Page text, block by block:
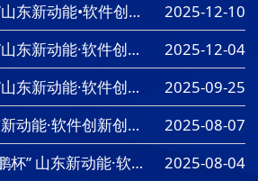
关于第九届“鲲鹏杯”山东新动能•软件创新 创业大赛获奖名单的公布
2025-12-10
关于第九届“鲲鹏杯”山东新动能·软件创新创业大赛获奖名单的公示
2025-12-04
关于第九届“鲲鹏杯”山东新动能·软件创新创业大赛“指定专题组”作品提交延期的通知
2025-09-25
第九届“鲲鹏杯”山东新动能·软件创新创业大赛参赛作品申报指南
2025-08-07
关于举办第九届“鲲鹏杯” 山东新动能·软件创新创业大赛的通知
2025-08-04